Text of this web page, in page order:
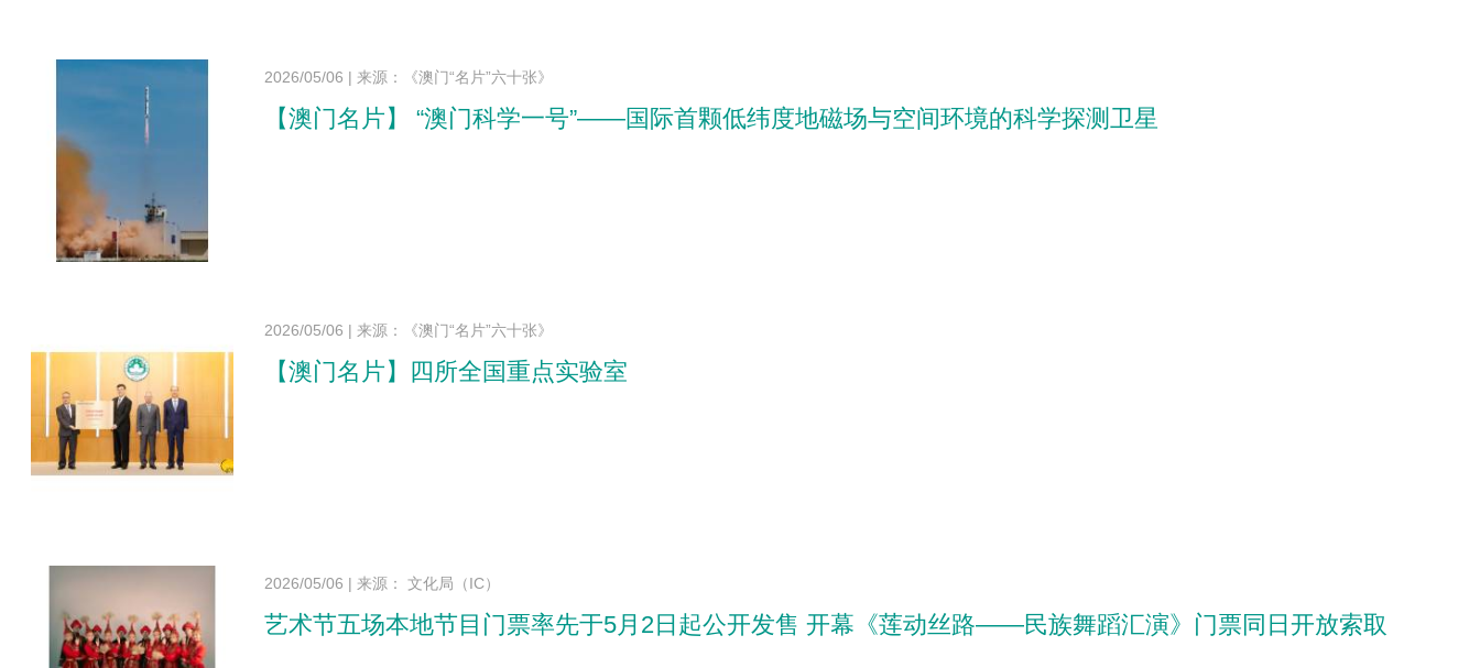
2026/05/06 | 来源：《澳门“名片”六十张》
【澳门名片】 “澳门科学一号”——国际首颗低纬度地磁场与空间环境的科学探测卫星
2026/05/06 | 来源：《澳门“名片”六十张》
【澳门名片】四所全国重点实验室
2026/05/06 | 来源： 文化局（IC）
艺术节五场本地节目门票率先于5月2日起公开发售 开幕《莲动丝路——民族舞蹈汇演》门票同日开放索取